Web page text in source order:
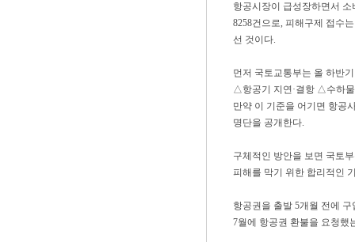
항공시장이 급성장하면서
8258건으로, 피해구제 접수
선 것이다.
먼저 국토교통부는 올 하반
△항공기 지연·결항 △수하물
만약 이 기준을 어기면 항공
명단을 공개한다.
구체적인 방안을 보면 국토
피해를 막기 위한 합리적인
항공권을 출발 5개월 전에
7월에 항공권 환불을 요청했